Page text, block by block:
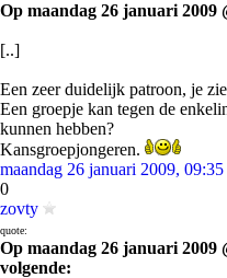
Op maandag 26 januari 2009
[..]
Een zeer duidelijk patroon, je
Een groepje kan tegen de
kunnen hebben?
Kansgroepjongeren.
maandag 26 januari 2009,
0
zovty
quote:
Op maandag 26 januari 2009
volgende: